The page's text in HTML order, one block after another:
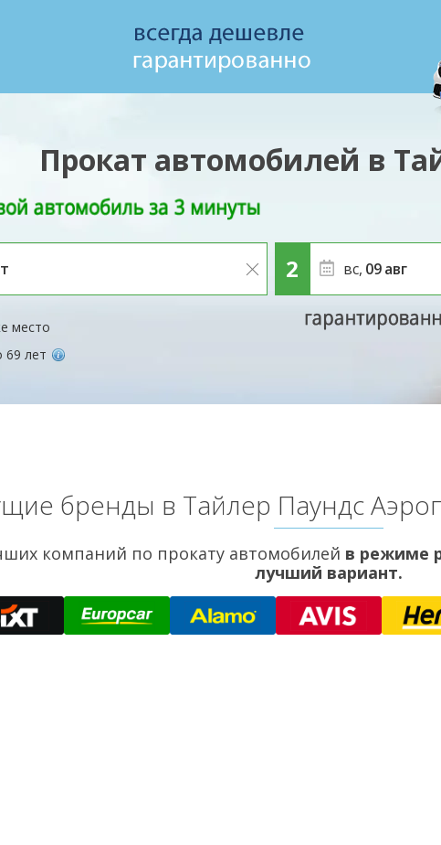
Прокат автомобилей в
место
вс, 09авг
69 лет
бренды в Тайлер Паундс
компаний по прокату автомобилей в режиме
лучший вариант.